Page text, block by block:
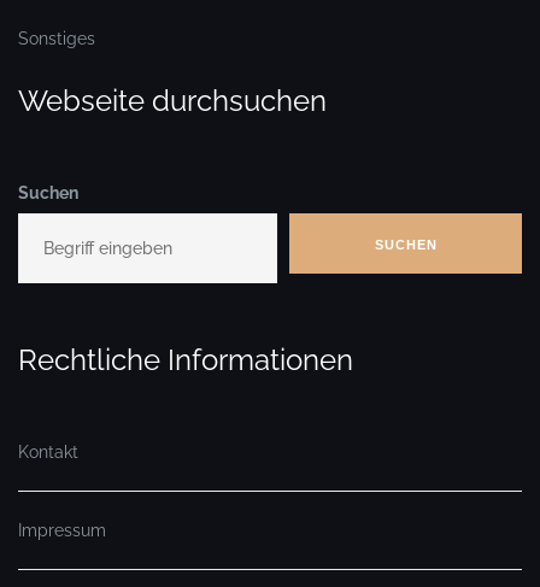
Sonstiges
Webseite durchsuchen
Suchen
SUCHEN
Rechtliche Informationen
Kontakt
Impressum